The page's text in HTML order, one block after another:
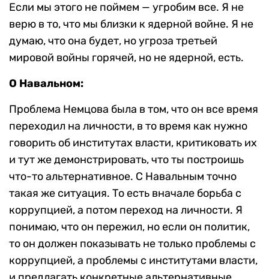
Если мы этого не поймем — угробим все. Я не
верю в то, что мы близки к ядерной войне. Я не
думаю, что она будет, но угроза третьей
мировой войны горячей, но не ядерной, есть.
О Навальном:
Проблема Немцова была в том, что он все время
переходил на личности, в то время как нужно
говорить об институтах власти, критиковать их
и тут же демонстрировать, что ты построишь
что-то альтернативное. С Навальным точно
такая же ситуация. То есть вначале борьба с
коррупцией, а потом переход на личности. Я
понимаю, что он пережил, но если он политик,
то он должен показывать не только проблемы с
коррупцией, а проблемы с институтами власти,